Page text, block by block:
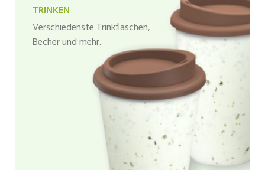
TRINKEN
Verschiedenste Trinkflaschen,
Becher und mehr.